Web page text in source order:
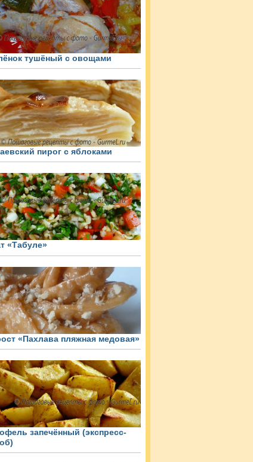
тушёный с овощами
пирог с яблоками
«Табуле»
«Пахлава пляжная медовая»
запечённый (экспресс-